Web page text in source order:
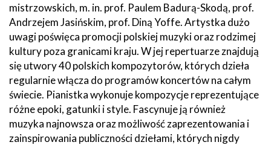
mistrzowskich, m. in. prof. Paulem Badurą-Skodą, prof.
Andrzejem Jasińskim, prof. Diną Yoffe. Artystka dużo
uwagi poświęca promocji polskiej muzyki oraz rodzimej
kultury poza granicami kraju. W jej repertuarze znajdują
się utwory 40 polskich kompozytorów, których dzieła
regularnie włącza do programów koncertów na całym
świecie. Pianistka wykonuje kompozycje reprezentujące
różne epoki, gatunki i style. Fascynuje ją również
muzyka najnowsza oraz możliwość zaprezentowania i
zainspirowania publiczności dziełami, których nigdy